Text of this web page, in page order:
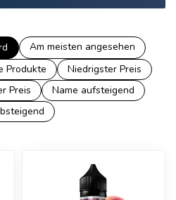
Am meisten angesehen
Produkte
Niedrigster Preis
Preis
Name aufsteigend